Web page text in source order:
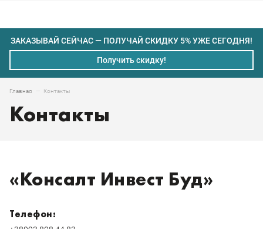
ЗАКАЗЫВАЙ СЕЙЧАС — ПОЛУЧАЙ СКИДКУ 5% УЖЕ СЕГОДНЯ!
Получить скидку!
Главная Контакты
Контакты
«Консалт Инвест Буд»
Телефон: